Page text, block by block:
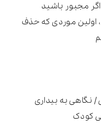
مجبور باشید
اولین موردی که حذف
نگاهی به بیداری
کودک